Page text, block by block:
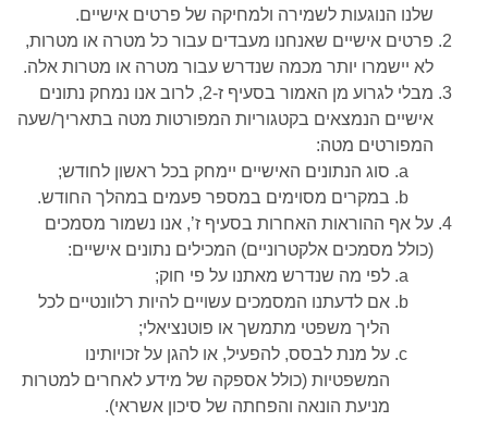
שלנו הנוגעות לשמירה ולמחיקה של פרטים אישיים.
פרטים אישיים שאנחנו מעבדים עבור כל מטרה או מטרות,
לא יישמרו יותר מכמה שנדרש עבור מטרה או מטרות אלה.
מבלי לגרוע מן האמור בסעיף ז-2, לרוב אנו נמחק נתונים
אישיים הנמצאים בקטגוריות המפורטות מטה בתאריך/שעה
המפורטים מטה:
סוג הנתונים האישיים יימחק בכל ראשון לחודש;
במקרים מסוימים במספר פעמים במהלך החודש.
על אף ההוראות האחרות בסעיף ז’, אנו נשמור מסמכים
(כולל מסמכים אלקטרוניים) המכילים נתונים אישיים:
לפי מה שנדרש מאתנו על פי חוק;
אם לדעתנו המסמכים עשויים להיות רלוונטיים לכל
הליך משפטי מתמשך או פוטנציאלי;
על מנת לבסס, להפעיל, או להגן על זכויותינו
המשפטיות (כולל אספקה של מידע לאחרים למטרות
מניעת הונאה והפחתה של סיכון אשראי).